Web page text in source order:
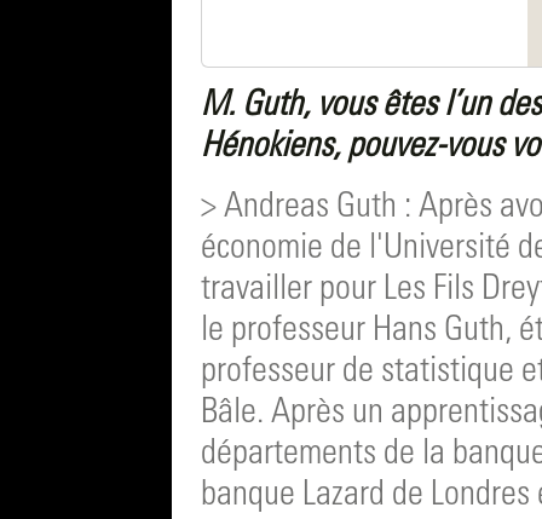
M. Guth, vous êtes l’un
Hénokiens, pouvez-vous
> Andreas Guth : Après
économie de l'Université
travailler pour Les Fils
le professeur Hans Guth,
professeur de statistique
Bâle. Après un
départements de la
banque Lazard de